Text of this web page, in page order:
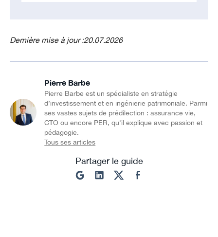
Dernière mise à jour :20.07.2026
Pierre Barbe
Pierre Barbe est un spécialiste en stratégie
d’investissement et en ingénierie patrimoniale. Parmi
ses vastes sujets de prédilection : assurance vie,
CTO ou encore PER, qu'il explique avec passion et
pédagogie.
Tous ses articles
Partager le guide